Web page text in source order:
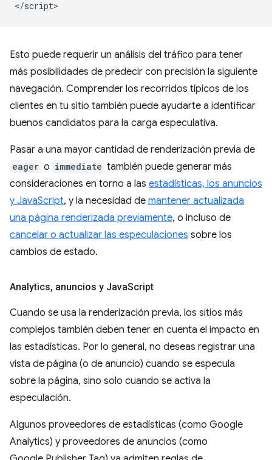
Esto puede requerir un análisis del tráfico para tener
más posibilidades de predecir con precisión la siguiente
navegación. Comprender los recorridos típicos de los
clientes en tu sitio también puede ayudarte a identificar
buenos candidatos para la carga especulativa.
Pasar a una mayor cantidad de renderización previa de
eager o immediate también puede generar más
consideraciones en torno a las estadísticas, los anuncios
y JavaScript, y la necesidad de mantener actualizada
una página renderizada previamente, o incluso de
cancelar o actualizar las especulaciones sobre los
cambios de estado.
Analytics, anuncios y JavaScript
Cuando se usa la renderización previa, los sitios más
complejos también deben tener en cuenta el impacto en
las estadísticas. Por lo general, no deseas registrar una
vista de página (o de anuncio) cuando se especula
sobre la página, sino solo cuando se activa la
especulación.
Algunos proveedores de estadísticas (como Google
Analytics) y proveedores de anuncios (como